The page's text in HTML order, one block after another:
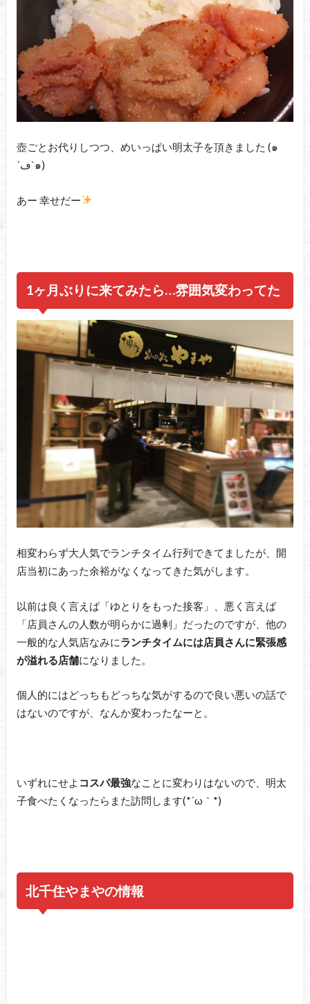
壺ごとお代りしつつ、めいっぱい明太子を頂きました (๑
´ڡ`๑)
あー 幸せだー
1ヶ月ぶりに来てみたら…雰囲気変わってた
相変わらず大人気でランチタイム行列できてましたが、開
店当初にあった余裕がなくなってきた気がします。
以前は良く言えば「ゆとりをもった接客」、悪く言えば
「店員さんの人数が明らかに過剰」だったのですが、他の
一般的な人気店なみにランチタイムには店員さんに緊張感
が溢れる店舗になりました。
個人的にはどっちもどっちな気がするので良い悪いの話で
はないのですが、なんか変わったなーと。
いずれにせよ コスパ最強なことに変わりはないので、明太
子食べたくなったらまた訪問します(*´ω｀*)
北千住やまやの情報